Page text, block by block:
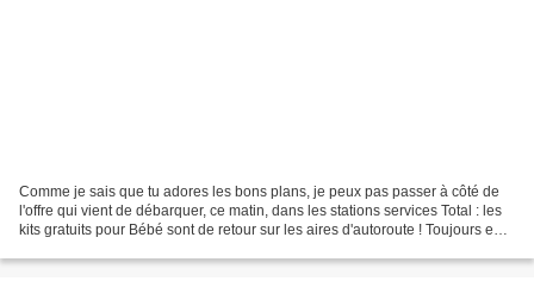
Comme je sais que tu adores les bons plans, je peux pas passer à côté de
l'offre qui vient de débarquer, ce matin, dans les stations services Total : les
kits gratuits pour Bébé sont de retour sur les aires d'autoroute ! Toujours en